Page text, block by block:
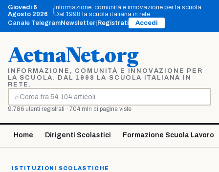
Vai
contenuto
Giovedì 6
Agosto 2026
Informazione, comunità e innovazione per la scuola.
Dal 1998 la scuola italiana in rete.
Canale TelegramNewsletter Registrati Accedi
AetnaNet.org
INFORMAZIONE, COMUNITÀ E INNOVAZIONE PER
LA SCUOLA. DAL 1998 LA SCUOLA ITALIANA IN
RETE.
⌕
Cerca
9.786 utenti registrati · 704 mln di pagine viste
Home Dirigenti Scolastici Formazione Scuola Lavoro
ISTITUZIONI SCOLASTICHE